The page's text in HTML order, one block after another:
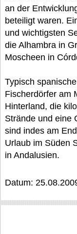
an der
beteiligt waren.
und wichtigsten
die Alhambra in
Moscheen in
Typisch
Fischerdörfer am
Hinterland, die
Strände und eine
sind indes am
Urlaub im Süden
in Andalusien.
Datum: